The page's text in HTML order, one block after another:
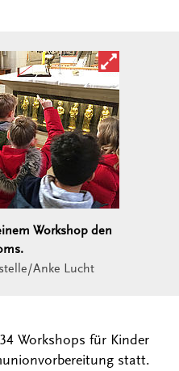
Bild in
Workshop den
Anke Lucht
Workshops für Kinder
statt.